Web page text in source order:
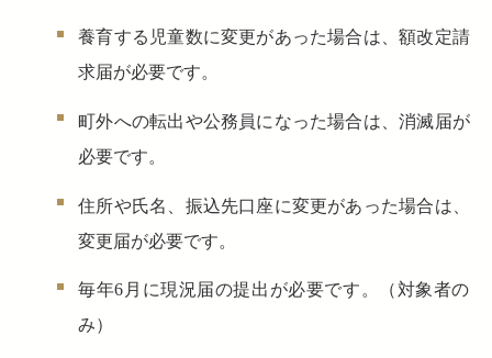
養育する児童数に変更があった場合は、額改定請
求届が必要です。
町外への転出や公務員になった場合は、消滅届が
必要です。
住所や氏名、振込先口座に変更があった場合は、
変更届が必要です。
毎年6月に現況届の提出が必要です。（対象者の
み）